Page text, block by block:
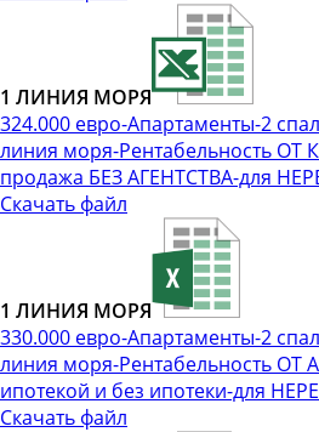
1 ЛИНИЯ МОРЯ
324.000 евро-Апартаменты-2
линия моря-Рентабельность
продажа БЕЗ АГЕНТСТВА-для
Скачать файл
1 ЛИНИЯ МОРЯ
330.000 евро-Апартаменты-2
линия моря-Рентабельность ОТ
ипотекой и без ипотеки-для
Скачать файл